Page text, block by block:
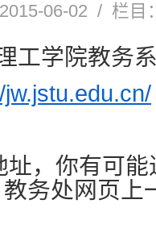
06-02 / 栏目
工学院教务
jw.jstu.edu.cn/
址，你有可
务处网页上